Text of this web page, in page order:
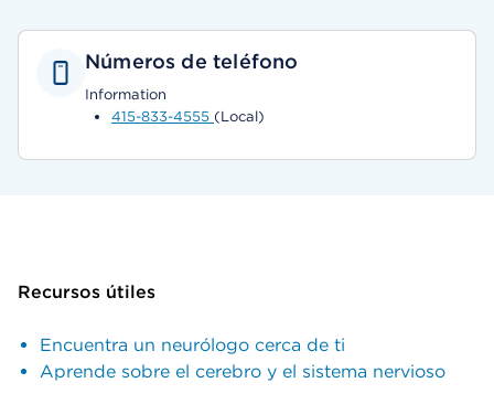
Números de teléfono
Information
415-833-4555 (Local)
Recursos útiles
Encuentra un neurólogo cerca de ti
Aprende sobre el cerebro y el sistema nervioso